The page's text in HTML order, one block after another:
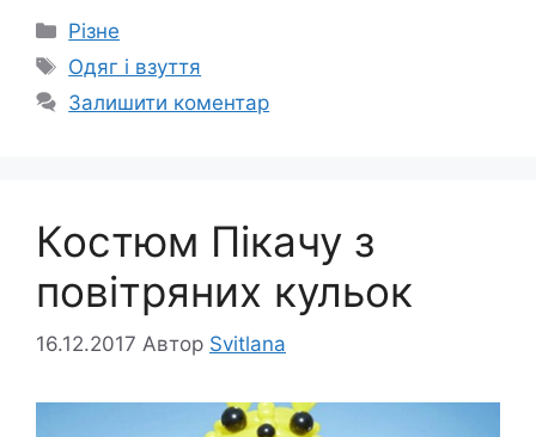
Категорії
Різне
Позначки
Одяг і взуття
Залишити коментар
Костюм Пікачу з
повітряних кульок
16.12.2017 Автор Svitlana